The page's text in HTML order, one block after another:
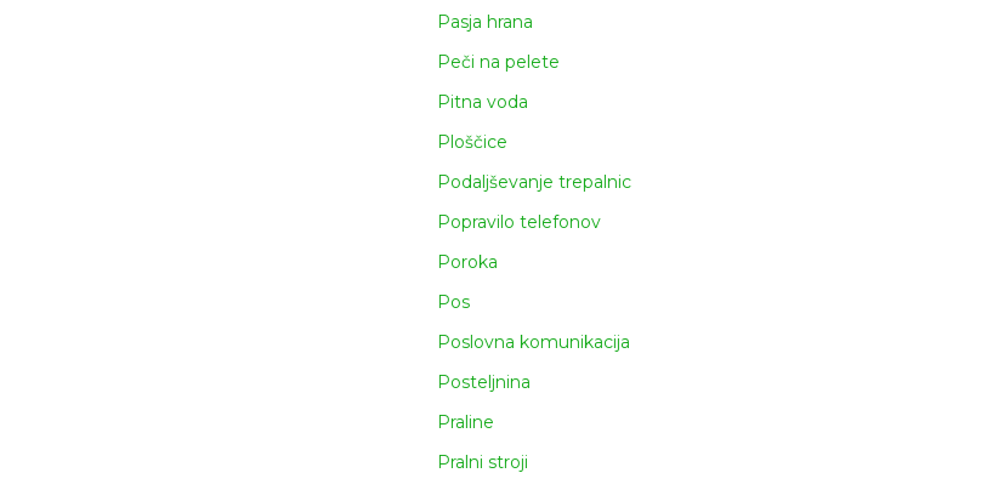
Pasja hrana
Peči na pelete
Pitna voda
Ploščice
Podaljševanje trepalnic
Popravilo telefonov
Poroka
Pos
Poslovna komunikacija
Posteljnina
Praline
Pralni stroji